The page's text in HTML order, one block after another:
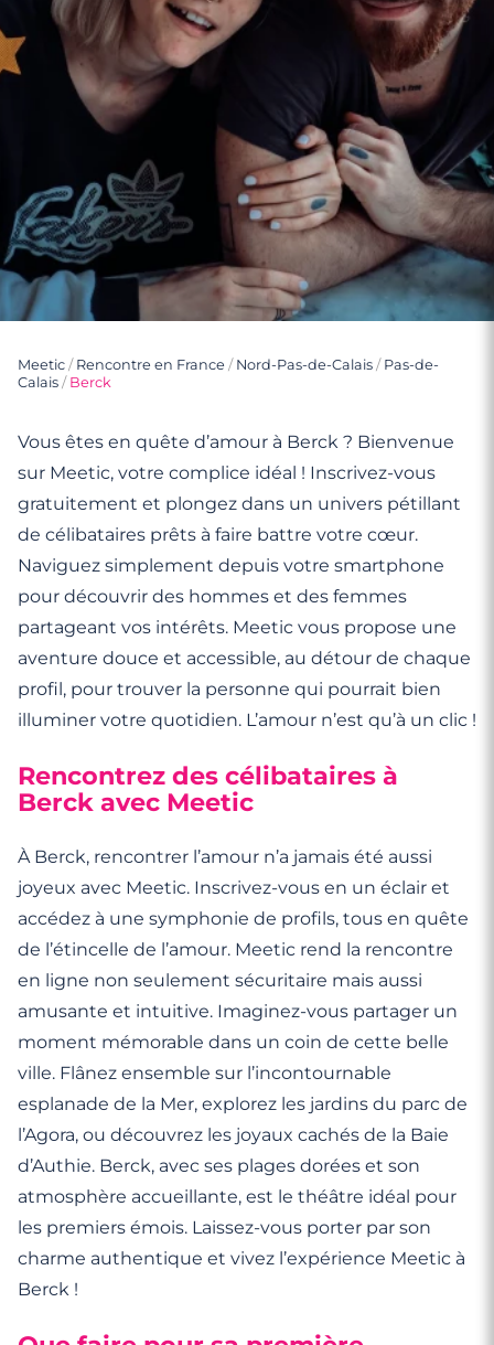
Meetic / Rencontre en France / Nord-Pas-de-Calais / Pas-de-
Calais / Berck
Vous êtes en quête d’amour à Berck ? Bienvenue
sur Meetic, votre complice idéal ! Inscrivez-vous
gratuitement et plongez dans un univers pétillant
de célibataires prêts à faire battre votre cœur.
Naviguez simplement depuis votre smartphone
pour découvrir des hommes et des femmes
partageant vos intérêts. Meetic vous propose une
aventure douce et accessible, au détour de chaque
profil, pour trouver la personne qui pourrait bien
illuminer votre quotidien. L’amour n’est qu’à un clic !
Rencontrez des célibataires à
Berck avec Meetic
À Berck, rencontrer l’amour n’a jamais été aussi
joyeux avec Meetic. Inscrivez-vous en un éclair et
accédez à une symphonie de profils, tous en quête
de l’étincelle de l’amour. Meetic rend la rencontre
en ligne non seulement sécuritaire mais aussi
amusante et intuitive. Imaginez-vous partager un
moment mémorable dans un coin de cette belle
ville. Flânez ensemble sur l’incontournable
esplanade de la Mer, explorez les jardins du parc de
l’Agora, ou découvrez les joyaux cachés de la Baie
d’Authie. Berck, avec ses plages dorées et son
atmosphère accueillante, est le théâtre idéal pour
les premiers émois. Laissez-vous porter par son
charme authentique et vivez l’expérience Meetic à
Berck !